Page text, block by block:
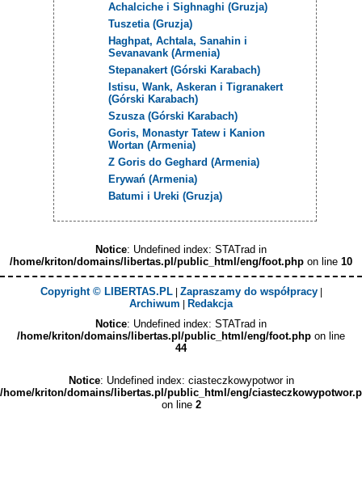
Achalciche i Sighnaghi (Gruzja)
Tuszetia (Gruzja)
Haghpat, Achtala, Sanahin i
Sevanavank (Armenia)
Stepanakert (Górski Karabach)
Istisu, Wank, Askeran i Tigranakert
(Górski Karabach)
Szusza (Górski Karabach)
Goris, Monastyr Tatew i Kanion
Wortan (Armenia)
Z Goris do Geghard (Armenia)
Erywań (Armenia)
Batumi i Ureki (Gruzja)
Notice: Undefined index: STATrad in
/home/kriton/domains/libertas.pl/public_html/eng/foot.php on line 10
Copyright © LIBERTAS.PL| Zapraszamy do współpracy|
Archiwum | Redakcja
Notice: Undefined index: STATrad in
/home/kriton/domains/libertas.pl/public_html/eng/foot.php on line
44
Notice: Undefined index: ciasteczkowypotwor in
/home/kriton/domains/libertas.pl/public_html/eng/
on line 2